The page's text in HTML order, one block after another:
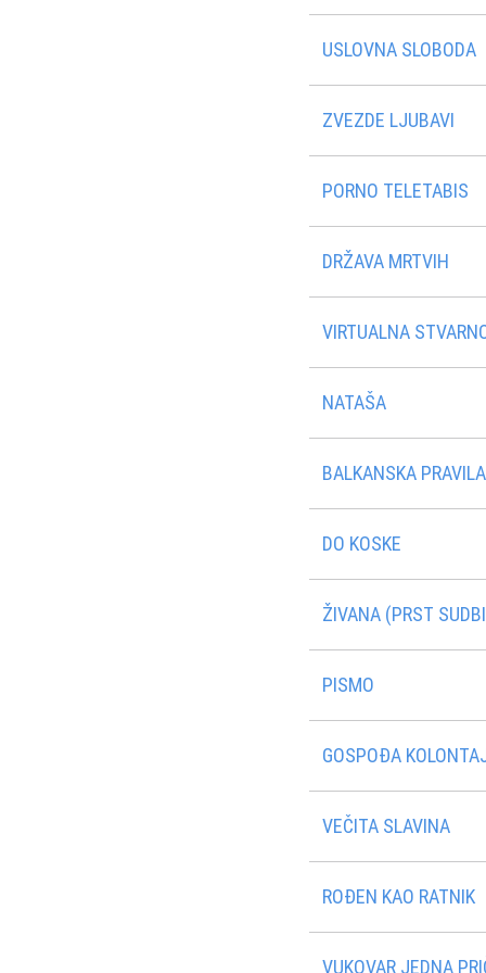
USLOVNA SLOBODA
ZVEZDE LJUBAVI
PORNO TELETABIS
DRŽAVA MRTVIH
VIRTUALNA
NATAŠA
BALKANSKA PRAVILA
DO KOSKE
ŽIVANA (PRST
PISMO
GOSPOÐA
VEČITA SLAVINA
ROÐEN KAO RATNIK
VUKOVAR JEDNA